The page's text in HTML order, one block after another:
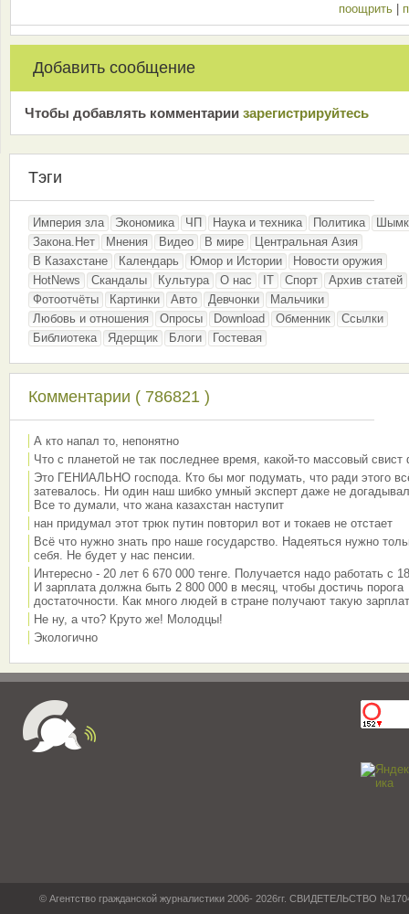
поощрить |
Добавить сообщение
Чтобы добавлять комментарии зарeгиcтрирyйтeсь
Тэги
Империя зла Экономика ЧП Наука и техника Политика
Закона.Нет
Мнения Видео В мире
Центральная Азия
В Казахстане
Календарь Юмор и Истории
Новости оружия
HotNews
Скандалы Культура О нас IT Спорт
Архив статей
Фотоотчёты
Картинки Авто Девчонки
Мальчики
Любовь и отношения
Опросы Download Обменник
Ссылки
Библиотека
Ядерщик Блоги Гостевая
Комментарии ( 786821 )
А кто напал то, непонятно
Что с планетой не так последнее время, какой-то массовый свист
Это ГЕНИАЛЬНО господа. Кто бы мог подумать, что ради этого
затевалось. Ни один наш шибко умный эксперт даже не
Все то думали, что жана казахстан наступит
нан придумал этот трюк путин повторил вот и токаев не отстает
Всё что нужно знать про наше государство. Надеяться нужно
себя. Не будет у нас пенсии.
Интересно - 20 лет 6 670 000 тенге. Получается надо работать с
И зарплата должна быть 2 800 000 в месяц, чтобы достичь порога
достаточности. Как много людей в стране получают такую
Не ну, а что? Круто же! Молодцы!
Экологично
© Агентство гражданской журналистики 2006- 2026гг. СВИДЕТЕЛЬСТВО